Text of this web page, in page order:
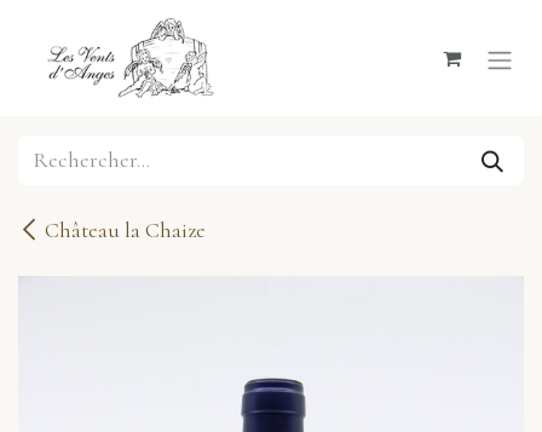
Se rendre au contenu
Château la Chaize